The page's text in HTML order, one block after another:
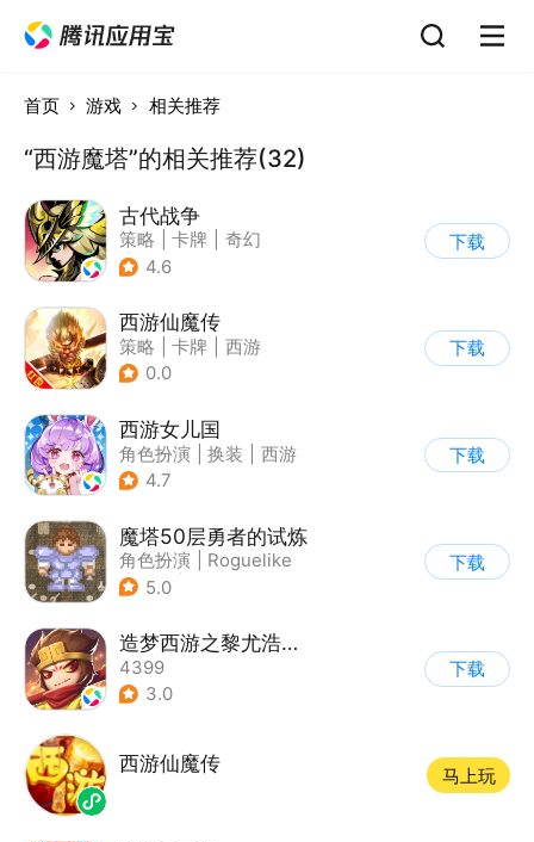
首页 游戏 相关推荐
“西游魔塔”的相关推荐(32)
古代战争
策略 卡牌
奇幻
| 卡通
4.6
下载
西游仙魔传
策略 卡牌
西游
| 卡通
0.0
下载
西游女儿国
角色扮演 换装
西游
| 剧情
4.7
下载
魔塔50层勇者的试炼
角色扮演
Roguelike
| 地牢
5.0
下载
造梦西游之黎尤浩劫篇
4399
3.0
下载
西游仙魔传
马上玩